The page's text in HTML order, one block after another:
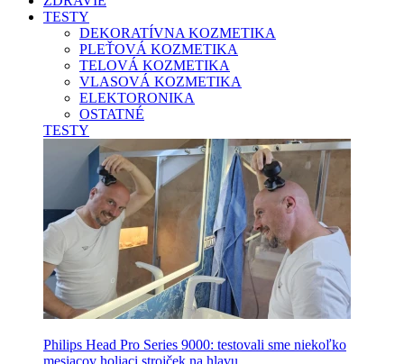
TESTY
DEKORATÍVNA KOZMETIKA
PLEŤOVÁ KOZMETIKA
TELOVÁ KOZMETIKA
VLASOVÁ KOZMETIKA
ELEKTORONIKA
OSTATNÉ
TESTY
Philips Head Pro Series 9000: testovali sme niekoľko
mesiacov holiaci strojček na hlavu